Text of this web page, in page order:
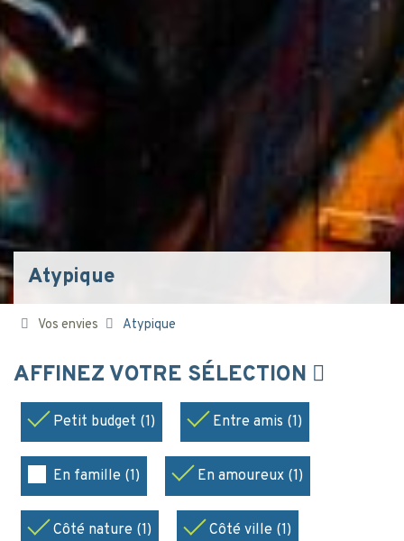
Atypique
Vos envies Atypique
AFFINEZ VOTRE SÉLECTION
Petit budget (1) Entre amis (1)
En famille (1) En amoureux (1)
Côté nature (1) Côté ville (1)